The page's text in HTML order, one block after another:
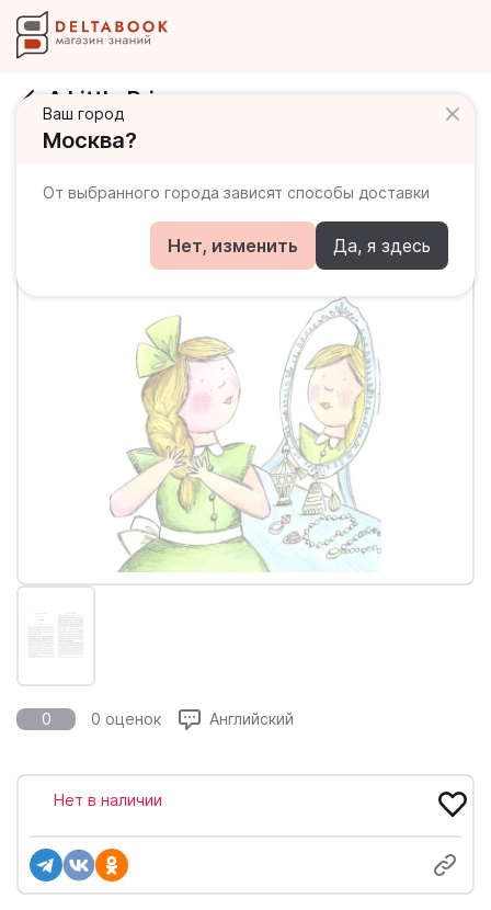
Ваш город
Москва?
От выбранного города зависят способы доставки
Нет, изменить Да, я здесь
A Little Princess
0 0 оценок Английский
Нет в наличии